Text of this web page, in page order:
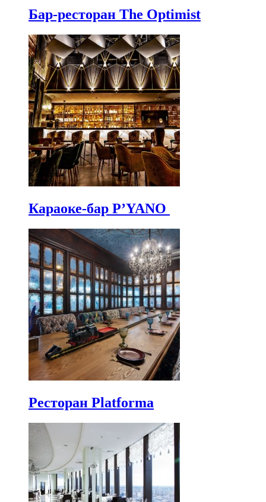
Бар-ресторан The Optimist
Караоке-бар P’YANO
Ресторан Platforma